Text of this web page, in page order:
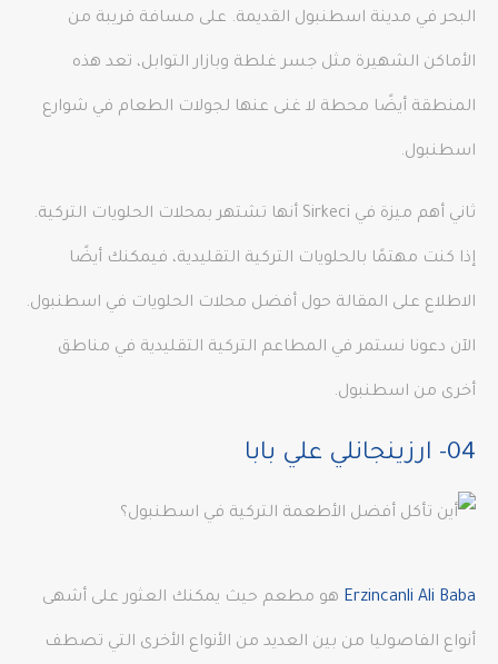
البحر في مدينة اسطنبول القديمة. على مسافة قريبة من
الأماكن الشهيرة مثل جسر غلطة وبازار التوابل، تعد هذه
المنطقة أيضًا محطة لا غنى عنها لجولات الطعام في شوارع
اسطنبول.
ثاني أهم ميزة في Sirkeci أنها تشتهر بمحلات الحلويات التركية.
إذا كنت مهتمًا بالحلويات التركية التقليدية، فيمكنك أيضًا
الاطلاع على المقالة حول أفضل محلات الحلويات في اسطنبول.
الآن دعونا نستمر في المطاعم التركية التقليدية في مناطق
أخرى من اسطنبول.
04- ارزينجانلي علي بابا
Erzincanli Ali Baba هو مطعم حيث يمكنك العثور على أشهى
أنواع الفاصوليا من بين العديد من الأنواع الأخرى التي تصطف